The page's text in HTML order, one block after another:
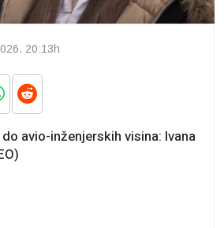
20:13h
avio-inženjerskih visina: Ivana